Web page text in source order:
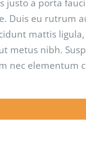
justo a porta
Duis eu rutrum
mattis
metus nibh.
nec elementum